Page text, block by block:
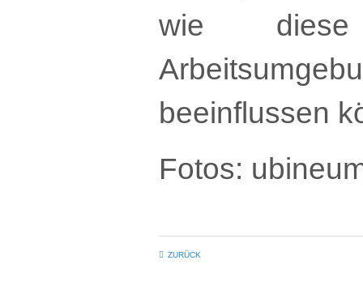
wie
beeinflussen
Fotos:
ZURÜCK